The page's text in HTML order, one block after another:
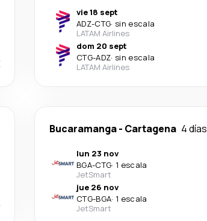
vie 18 sept
ADZ-CTG· sin escala
LATAM Airlines
dom 20 sept
CTG-ADZ· sin escala
LATAM Airlines
Bucaramanga- Cartagena 4 días
lun 23 nov
BGA-CTG· 1 escala
JetSmart
jue 26 nov
CTG-BGA· 1 escala
JetSmart